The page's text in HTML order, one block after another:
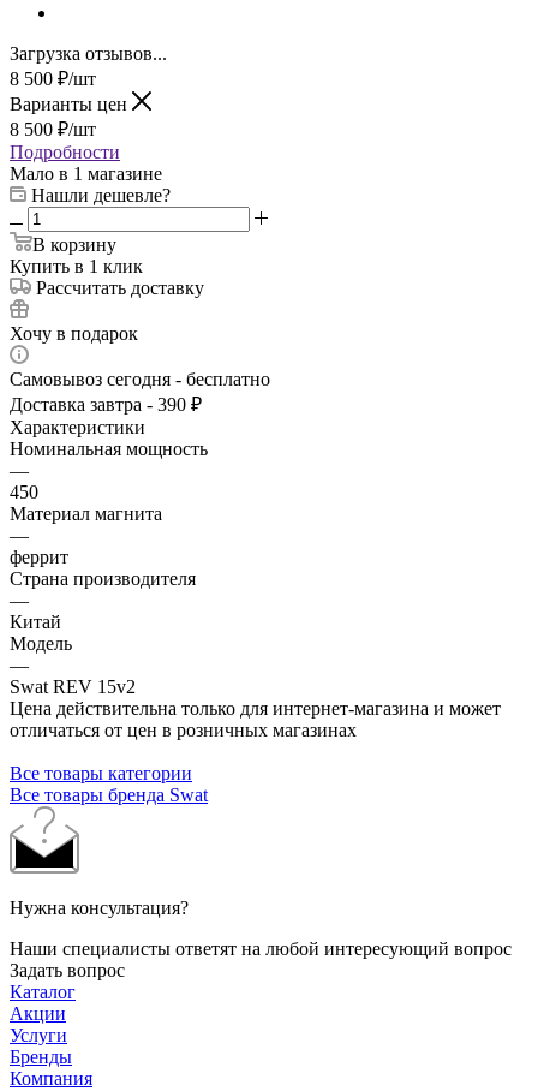
Загрузка отзывов...
8 500 ₽/шт
Варианты цен
8 500 ₽/шт
Подробности
Мало в 1 магазине
Нашли дешевле?
В корзину
Купить в 1 клик
Рассчитать доставку
Хочу в подарок
Самовывоз сегодня - бесплатно
Доставка завтра - 390 ₽
Характеристики
Номинальная мощность
—
450
Материал магнита
—
феррит
Страна производителя
—
Китай
Модель
—
Swat REV 15v2
Цена действительна только для интернет-магазина и может
отличаться от цен в розничных магазинах
Все товары категории
Все товары бренда Swat
Нужна консультация?
Наши специалисты ответят на любой интересующий вопрос
Задать вопрос
Каталог
Акции
Услуги
Бренды
Компания